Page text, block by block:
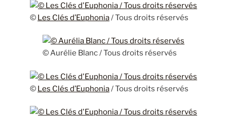
© Les Clés d’Euphonia/ Tous droits réservés
© Aurélie Blanc / Tous droits réservés
© Les Clés d’Euphonia/ Tous droits réservés